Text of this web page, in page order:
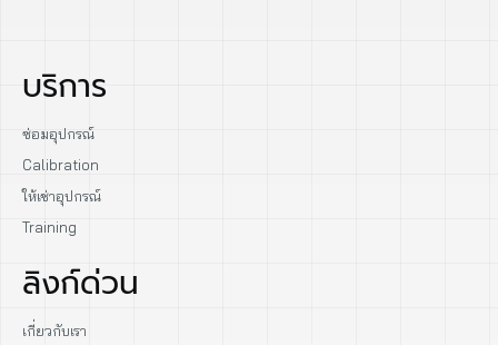
บริการ
ซ่อมอุปกรณ์
Calibration
ให้เช่าอุปกรณ์
Training
ลิงก์ด่วน
เกี่ยวกับเรา